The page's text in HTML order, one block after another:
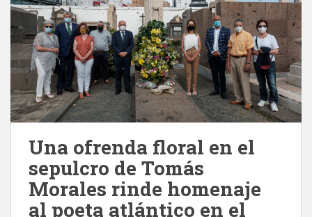
Una ofrenda floral en el
sepulcro de Tomás
Morales rinde homenaje
al poeta atlántico en el